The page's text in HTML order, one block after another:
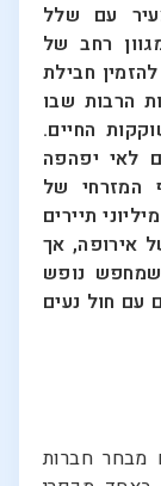
עם שלל
רחב של
חבילת
הרבות שבו
החיים.
לאי יפהפה
המזרחי של
תיירים
אירופה, אך
שמחפש נופש
עם חול נעים
מבחר חברות